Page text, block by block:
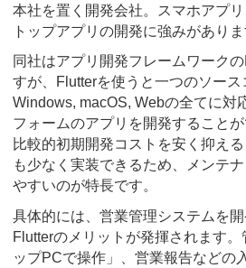
本社を置く開発会社。スマホアプ
トップアプリの開発に強みがありま
同社はアプリ開発フレームワーク
すが、Flutterを使うと一つのソー
Windows, macOS, Webの全てに対
フォームのアプリを開発することが
比較的初期開発コストを安く抑え
も少なく実装できるため、メンテ
やすいのが特長です。
具体的には、営業管理システムを
Flutterのメリットが発揮されます。
ップPCで操作」、営業報告などの